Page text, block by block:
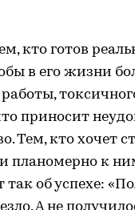
кто готов
в его жизни
приносит
Тем, кто хочет
планомерно к
об успехе: